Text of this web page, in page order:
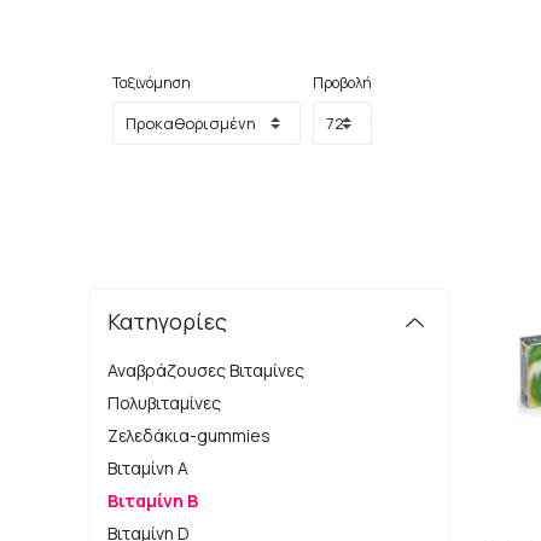
Η έλλειψη των βιταμινών B
Ταξινόμηση Προβολή
Κατηγορίες
Αναβράζουσες Βιταμίνες
Πολυβιταμίνες
Ζελεδάκια-gummies
Βιταμίνη Α
Βιταμίνη Β
Βιταμίνη D